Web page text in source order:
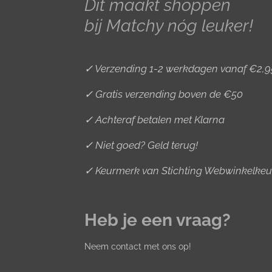
a
m
k
s
t
Dit maakt shoppen
bij Matchy nóg leuker!
✓ Verzending 1-2 werkdagen vanaf
✓ Gratis verzending boven de €50
✓ Achteraf betalen met Klarna
✓ Niet goed? Geld terug!
✓ Keurmerk van Stichting
Heb je een vraag?
Neem contact met ons op!